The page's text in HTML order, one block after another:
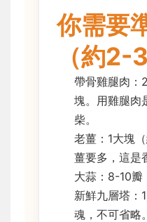
你需要
（約2-
帶骨雞腿肉：
塊。用雞腿肉
柴。
老薑：1大塊
薑要多，這是
大蒜：8-10瓣
新鮮九層塔：
魂，不可省略。